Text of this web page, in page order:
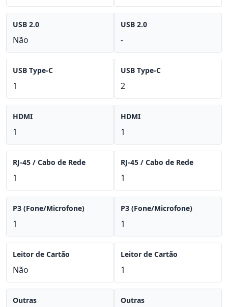
USB 2.0
Não
USB Type-C
1
HDMI
1
RJ-45 / Cabo de Rede
1
P3 (Fone/Microfone)
1
Leitor de Cartão
Não
Outras
USB 2.0
-
USB Type-C
2
HDMI
1
RJ-45 / Cabo de Rede
1
P3 (Fone/Microfone)
1
Leitor de Cartão
1
Outras